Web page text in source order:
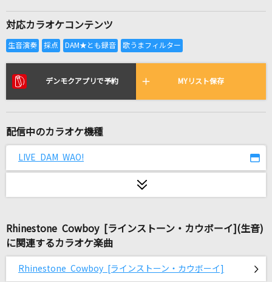
リアルタイムで歌われている曲の一覧
逃げ水
栄光の架橋
ゆず
40mP feat.初音ミク
[生音]新しい恋人達に
back number
ギブス
対応カラオケコンテンツ
デンモクアプリで予約 MYリスト保存
配信中のカラオケ機種
LIVE DAM WAO!
Rhinestone Cowboy [ラインストーン・カウボーイ](生音)
に関連するカラオケ楽曲
Rhinestone Cowboy [ラインストーン・カウボーイ]